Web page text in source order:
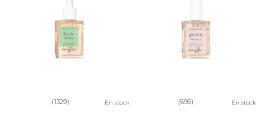
(1329) En stock (696) En stock